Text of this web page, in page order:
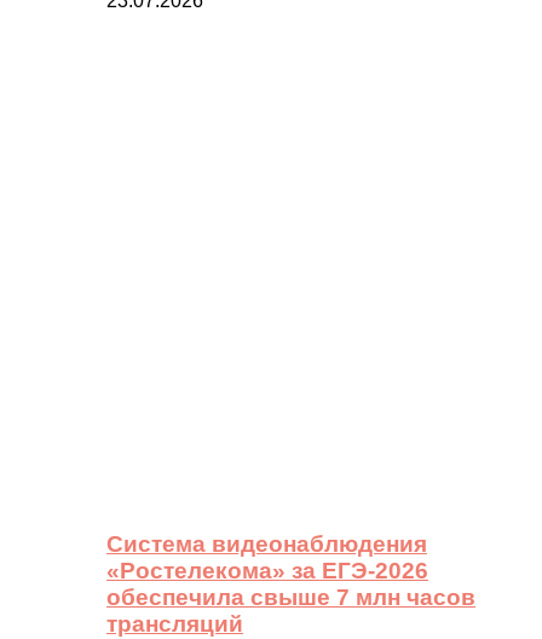
Система видеонаблюдения
«Ростелекома» за ЕГЭ-2026
обеспечила свыше 7 млн часов
трансляций